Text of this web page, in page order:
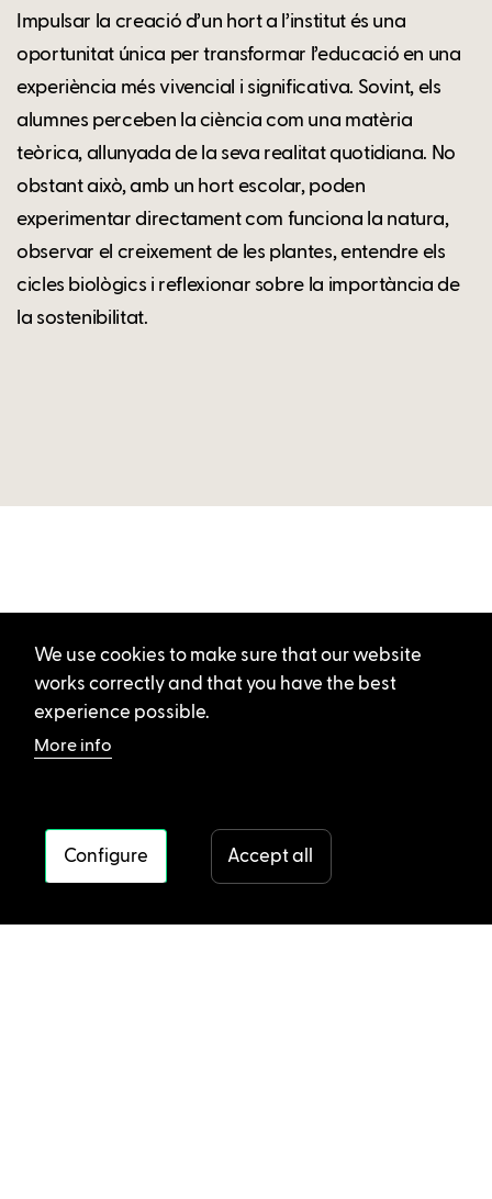
Impulsar la creació d’un hort a l’institut és una
oportunitat única per transformar l’educació en una
experiència més vivencial i significativa. Sovint, els
alumnes perceben la ciència com una matèria
teòrica, allunyada de la seva realitat quotidiana. No
obstant això, amb un hort escolar, poden
experimentar directament com funciona la natura,
observar el creixement de les plantes, entendre els
cicles biològics i reflexionar sobre la importància de
la sostenibilitat.
We use cookies to make sure that our website
works correctly and that you have the best
experience possible.
More info
Configure Accept all